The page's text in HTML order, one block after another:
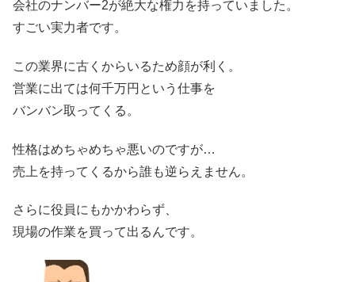
会社のナンバー2が絶大な権力を持っていました。
すごい実力者です。
この業界に古くからいるため顔が利く。
営業に出ては何千万円という仕事を
バンバン取ってくる。
性格はめちゃめちゃ悪いのですが…
売上を持ってくるから誰も逆らえません。
さらに役員にもかかわらず、
現場の作業を買って出るんです。